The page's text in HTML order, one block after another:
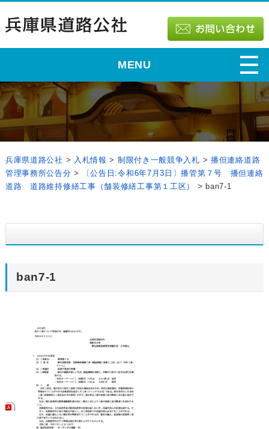
MENU
兵庫県道路公社 > 入札情報 > 制限付き一般競争入札 > 播但連絡道路
管理事務所公告分 >
〔公告日:令和6年7月3日〕播管第７号 播但連絡
道路 道路維持修繕工事（舗装修繕工事第１工区）
> ban7-1
ban7-1